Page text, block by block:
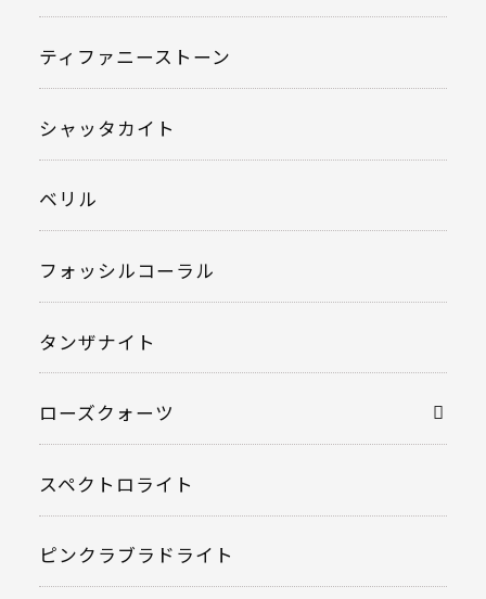
ティファニーストーン
シャッタカイト
ベリル
フォッシルコーラル
タンザナイト
ローズクォーツ
スペクトロライト
ピンクラブラドライト